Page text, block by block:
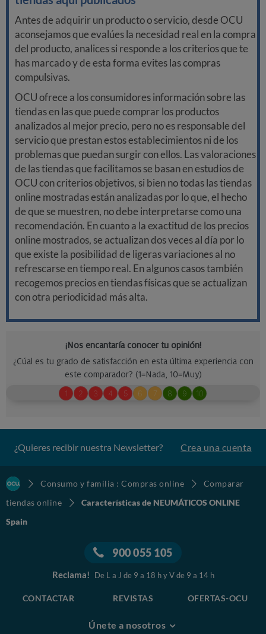
Antes de adquirir un producto o servicio, desde OCU
aconsejamos que evalúes la necesidad real en la compra
del producto, analices si responde a los criterios que te
has marcado y de esta forma evites las compras
compulsivas.
OCU ofrece a los consumidores información sobre las
tiendas en las que puede comprar los productos
analizados al mejor precio, pero no es responsable del
servicio que prestan estos establecimientos ni de los
problemas que puedan surgir con ellos. Las valoraciones
de las tiendas que facilitamos se basan en estudios de
OCU con criterios objetivos, si bien no todas las tiendas
online mostradas están analizadas por lo que, el hecho
de que se muestren, no debe interpretarse como una
recomendación. En cuanto a la exactitud de los precios
online mostrados, se actualizan dos veces al día por lo
que existe la posibilidad de ligeras variaciones al no
refrescarse en tiempo real. En algunos casos también
recogemos precios en tiendas físicas que se actualizan
con otra periodicidad más alta.
¿Quieres recibir nuestra Newsletter? Crea una cuenta
Consumo y familia : Compras online
Comparar
tiendas online
Características de NEUMÁTICOS ONLINE
Spain
900 055 105
Reclama! De L a J de 9 a 18 h y V de 9 a 14 h
CONTACTAR REVISTAS OFERTAS-OCU
Únete a nosotros